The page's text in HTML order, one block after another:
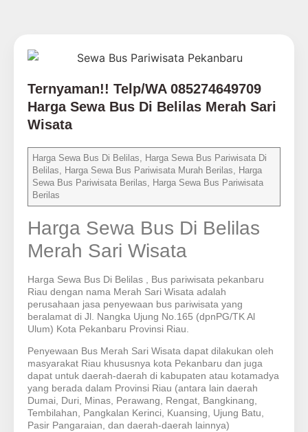
Ternyaman!! Telp/WA 085274649709
Harga Sewa Bus Di Belilas Merah Sari
Wisata
Harga Sewa Bus Di Belilas, Harga Sewa Bus Pariwisata Di
Belilas, Harga Sewa Bus Pariwisata Murah Berilas, Harga
Sewa Bus Pariwisata Berilas, Harga Sewa Bus Pariwisata
Berilas
Harga Sewa Bus Di Belilas
Merah Sari Wisata
Harga Sewa Bus Di Belilas , Bus pariwisata pekanbaru
Riau dengan nama Merah Sari Wisata adalah
perusahaan jasa penyewaan bus pariwisata yang
beralamat di Jl. Nangka Ujung No.165 (dpnPG/TK Al
Ulum) Kota Pekanbaru Provinsi Riau.
Penyewaan Bus Merah Sari Wisata dapat dilakukan oleh
masyarakat Riau khususnya kota Pekanbaru dan juga
dapat untuk daerah-daerah di kabupaten atau kotamadya
yang berada dalam Provinsi Riau (antara lain daerah
Dumai, Duri, Minas, Perawang, Rengat, Bangkinang,
Tembilahan, Pangkalan Kerinci, Kuansing, Ujung Batu,
Pasir Pangaraian, dan daerah-daerah lainnya)